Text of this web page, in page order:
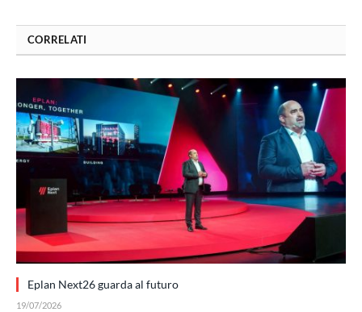
CORRELATI
Eplan Next26 guarda al futuro
19/07/2026